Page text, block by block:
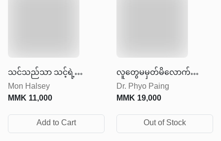
သင်သည်သာ သင့်ရဲ့
စကြဝဠာ
Mon Halsey
MMK11,000
Add to Cart
လူတွေမမှတ်မိလောက်အောင်
တိုးတက်ပြောင်းလဲလိုက်ပါ
Dr. Phyo Paing
MMK19,000
Out of Stock